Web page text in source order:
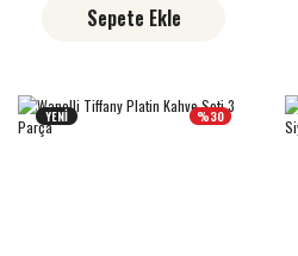
Sepete Ekle
%30
YENİ